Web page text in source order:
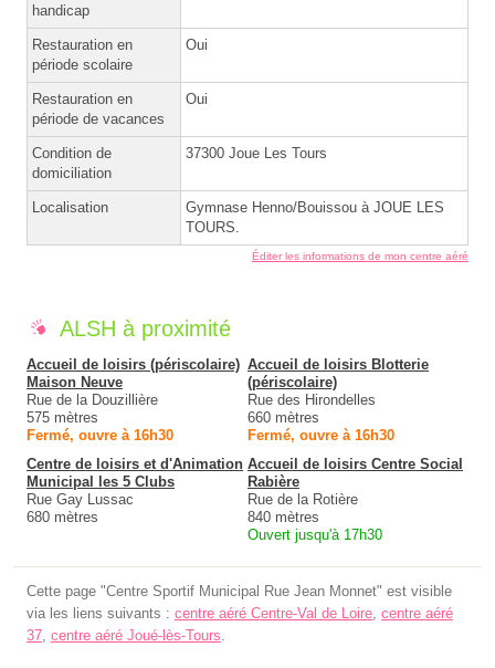
handicap
Restauration en
période scolaire
Oui
Restauration en
période de vacances
Oui
Condition de
domiciliation
37300 Joue Les Tours
Localisation
Gymnase Henno/Bouissou à JOUE LES
TOURS.
Éditer les informations de mon centre aéré
ALSH à proximité
Accueil de loisirs (périscolaire)
Maison Neuve
Rue de la Douzillière
575 mètres
Fermé, ouvre à 16h30
Accueil de loisirs Blotterie
(périscolaire)
Rue des Hirondelles
660 mètres
Fermé, ouvre à 16h30
Centre de loisirs et d'Animation
Municipal les 5 Clubs
Rue Gay Lussac
680 mètres
Accueil de loisirs Centre Social
Rabière
Rue de la Rotière
840 mètres
Ouvert jusqu'à 17h30
Cette page "Centre Sportif Municipal Rue Jean Monnet" est visible
via les liens suivants : centre aéré Centre-Val de Loire centre aéré
37 centre aéré Joué-lès-Tours